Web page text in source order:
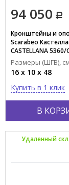
94 050
В
Кронштейны и
Scarabeo
CASTELLANA 5360/
Размеры (ШГВ),
16 x 10 x 48
Купить в 1 клик
Удаленный